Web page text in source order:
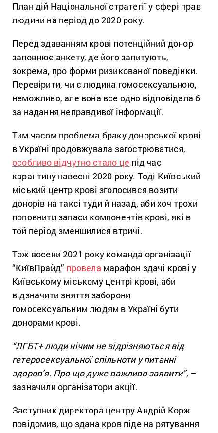
План дій Національної стратегії у сфері прав
людини на період до 2020 року.
Перед здаванням крові потенційний донор
заповнює анкету, де його запитують,
зокрема, про форми ризикованої поведінки.
Перевірити, чи є людина гомосексуальною,
неможливо, але вона все одно відповідала б
за надання неправдивої інформації.
Тим часом проблема браку донорської крові
в Україні продовжувала загострюватися,
особливо відчутно стало це під час
карантину навесні 2020 року. Тоді Київський
міський центр крові зголосився возити
донорів на таксі туди й назад, аби хоч трохи
поповнити запаси компонентів крові, які в
той період зменшилися втричі.
Тож восени 2021 року команда організації
“КиївПрайд” провела марафон здачі крові у
Київському міському центрі крові, аби
відзначити зняття заборони
гомосексуальним людям в Україні бути
донорами крові.
“ЛГБТ+ люди нічим не відрізняються від
гетеросексуальної спільноти у питанні
здоров’я. Про що дуже важливо заявити”, –
зазначили організатори акції.
Заступник директора центру Андрій Корж
повідомив, що здана кров піде на рятування